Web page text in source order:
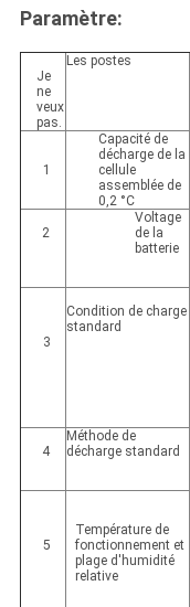
Paramètre:
Je
ne
veux
pas.
Les postes
1
Capacité de
décharge de la
cellule
assemblée de
0,2 °C
2
Voltage
de la
batterie
3
Condition de charge
standard
4
Méthode de
décharge standard
5
Température de
fonctionnement et
plage d'humidité
relative